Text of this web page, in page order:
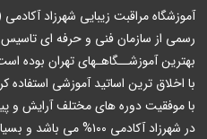
رسمی از سازمان فنی و حرفه ای تاسیس
بهترین آموزشــگاهـهای تهران بوده
با موفقیت دوره های مختلف آرایش و
در شهرزاد آکادمی